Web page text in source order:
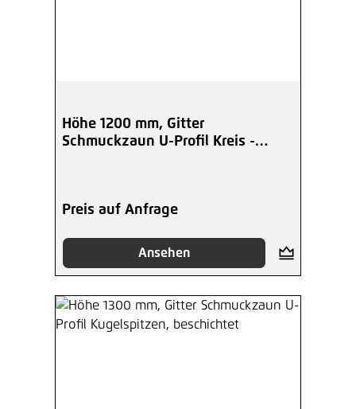
Höhe 1200 mm, Gitter
Schmuckzaun U-Profil Kreis -
Preis auf Anfrage
Ansehen